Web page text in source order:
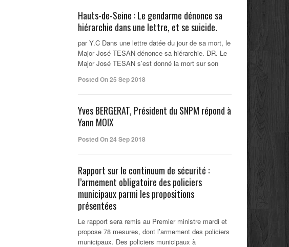
Hauts-de-Seine : Le gendarme dénonce sa
hiérarchie dans une lettre, et se suicide.
par Y.C Dans une lettre datée du jour de sa mort, le
Major José TESAN dénonce sa hiérarchie. DR. Le
Major José TESAN s’est donné la mort sur son
Posted On 25 Sep 2018
Yves BERGERAT, Président du SNPM répond à
Yann MOIX
Posted On 24 Sep 2018
Rapport sur le continuum de sécurité :
l’armement obligatoire des policiers
municipaux parmi les propositions
présentées
Le rapport sera remis au Premier ministre mardi et
propose 78 mesures, dont l’armement des policiers
municipaux. Des policiers municipaux à